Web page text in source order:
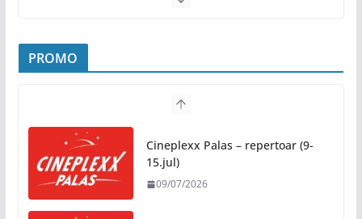
časova, u Parku „Mladen Stojanović“
31/07/2026
31/07/2026
Novo mjesto u našem gradu: Otvoren amfiteatar
PROMO
15.jul)
09/07/2026